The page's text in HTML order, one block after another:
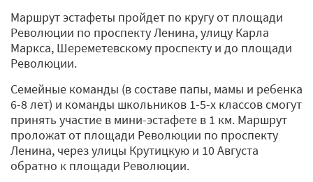
Маршрут эстафеты пройдет по кругу от площади
Революции по проспекту Ленина, улицу Карла
Маркса, Шереметевскому проспекту и до площади
Революции.
Семейные команды (в составе папы, мамы и ребенка
6-8 лет) и команды школьников 1-5-х классов смогут
принять участие в мини-эстафете в 1 км. Маршрут
проложат от площади Революции по проспекту
Ленина, через улицы Крутицкую и 10 Августа
обратно к площади Революции.